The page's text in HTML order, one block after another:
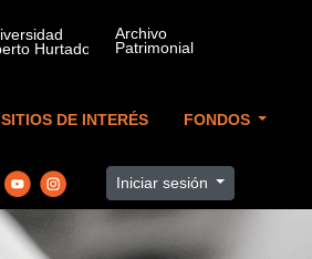
SITIOS DE INTERÉS FONDOS
Iniciar sesión